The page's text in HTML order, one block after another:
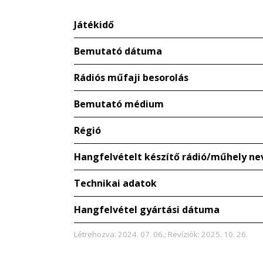
Játékidő
Bemutató dátuma
Rádiós műfaji besorolás
Bemutató médium
Régió
Hangfelvételt készítő rádió/műhely
Technikai adatok
Hangfelvétel gyártási dátuma
Létrehozva: 2024. 07. 06.; Revíziók: 2025. 10. 26.